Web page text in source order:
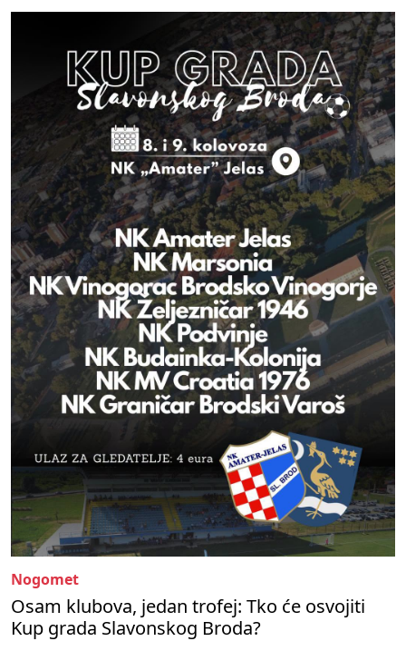
Nogomet
Osam klubova, jedan trofej: Tko će osvojiti
Kup grada Slavonskog Broda?